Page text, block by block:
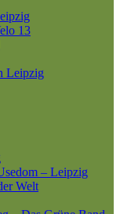
13
Leipzig
– Leipzig
Welt